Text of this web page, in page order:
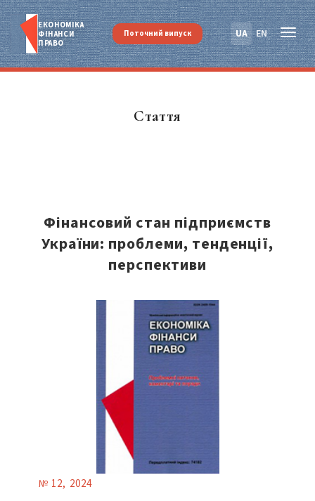
ЕКОНОМІКА
ФІНАНСИ
ПРАВО
UA EN
Поточний випуск
Стаття
Фінансовий стан підприємств
України: проблеми, тенденції,
перспективи
№ 12, 2024